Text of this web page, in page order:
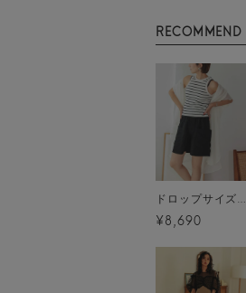
RECOMMEND
ドロップサイズオーバーシャツワンピ メール便
¥8,690